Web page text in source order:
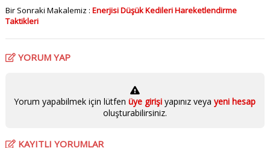
Bir Sonraki Makalemiz : Enerjisi Düşük Kedileri Hareketlendirme
Taktikleri
YORUM YAP
Yorum yapabilmek için lütfenüye girişiyapınız veya yeni hesap
oluşturabilirsiniz.
KAYITLI YORUMLAR